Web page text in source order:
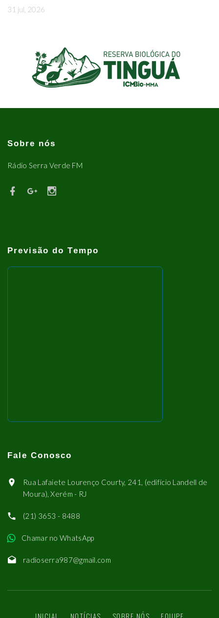
31 jul, 2026
Sobre nós
Rádio Serra Verde FM
Previsão do Tempo
Fale Conosco
Rua Lafaiete Lourenço Courty, 241, (edifício Landell de
Moura), Xerém - RJ
(21) 3653 - 8488
Chamar no WhatsApp
radioserra987@gmail.com